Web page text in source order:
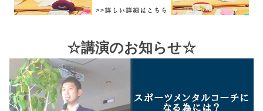
☆講演のお知らせ☆